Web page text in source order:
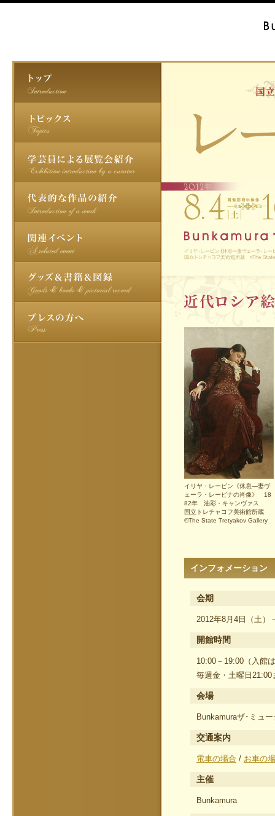
イリヤ・レーピン《休息―妻ヴ
ェーラ・レーピナの肖像》 18
82年 油彩・キャンヴァス
国立トレチャコフ美術館所蔵
©The State Tretyakov Gallery
インフォメーション
会期
2012年8月4日（土
開館時間
10:00－19:00（入館
毎週金・土曜日
会場
Bunkamuraザ･ミュ
交通案内
電車の場合 / お車の
主催
Bunkamura